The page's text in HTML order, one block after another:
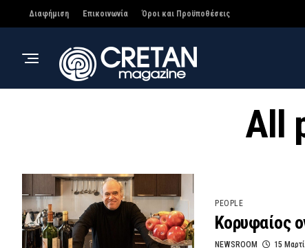
Διαφήμιση Επικοινωνία Όροι και Προϋποθέσεις
All
PEOPLE
Κορυφαίος
NEWSROOM 15